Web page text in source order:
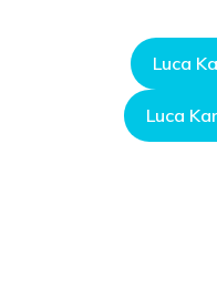
Luca
Luca